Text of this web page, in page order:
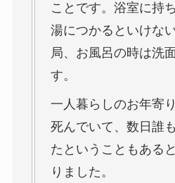
ことです。浴室に持
湯につかるといけな
局、お風呂の時は洗
す。
一人暮らしのお年寄
死んでいて、数日誰
たということもある
りました。